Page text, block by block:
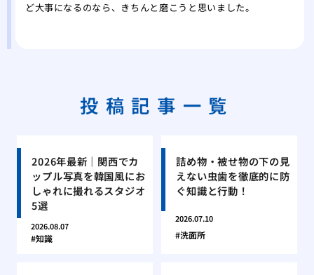
ど大事になるのなら、きちんと磨こうと思いました。
投稿記事一覧
2026年最新｜関西でカ
ップル写真を韓国風にお
しゃれに撮れるスタジオ
5選
2026.08.07
知識
詰め物・被せ物の下の見
えない虫歯を徹底的に防
ぐ知識と行動！
2026.07.10
洗面所